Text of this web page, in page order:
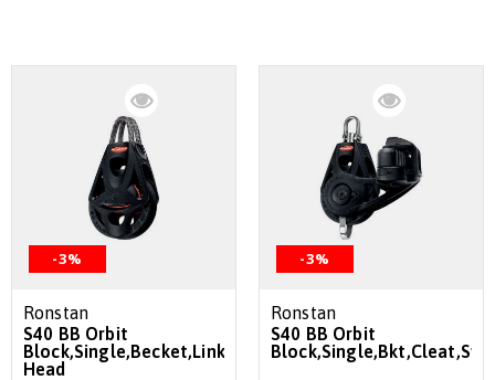
-3%
Ronstan
S40 BB Orbit
Block,Single,Becket,Link
Head
-3%
Ronstan
S40 BB Orbit